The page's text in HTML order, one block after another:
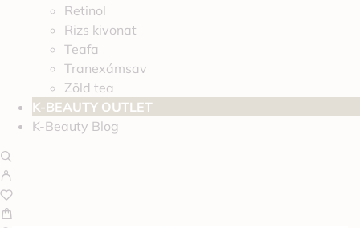
Retinol
Rizs kivonat
Teafa
Tranexámsav
Zöld tea
K-BEAUTY OUTLET
K-Beauty Blog